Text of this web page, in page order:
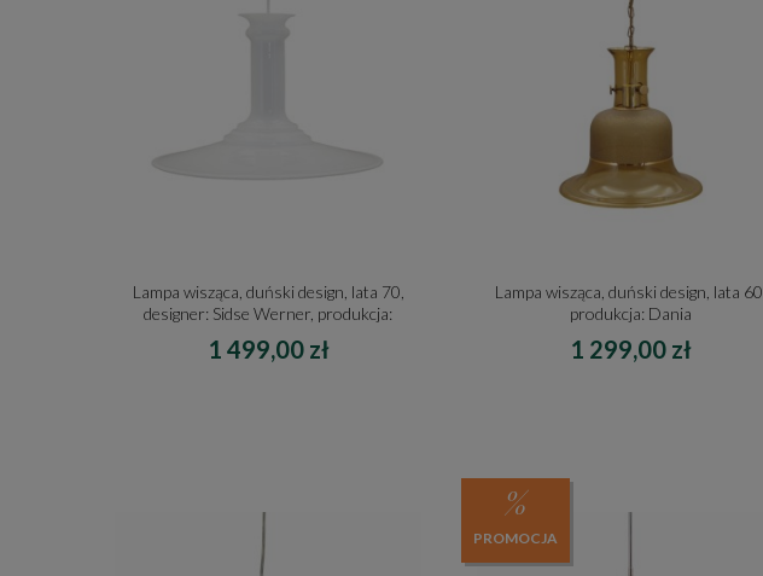
Lampa wisząca, duński design, lata 70,
designer: Sidse Werner, produkcja:
1 499,00 zł
Lampa wisząca, duński design, lata 60,
produkcja: Dania
1 299,00 zł
PROMOCJA